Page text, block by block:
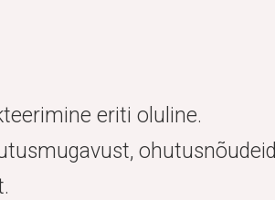
eriti oluline.
ohutusnõudeid